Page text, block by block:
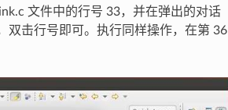
文件中的行号 33，并在弹出的对话
双击行号即可。执行同样操作，在第 36